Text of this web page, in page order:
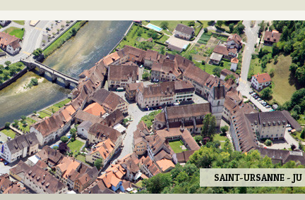
SAINT-URSANNE - JU